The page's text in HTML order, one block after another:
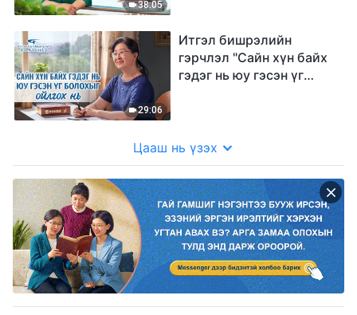
38:05
29:06
Итгэл бишрэлийн
гэрчлэл "Сайн хүн байх
гэдэг нь юу гэсэн үг
Цааш нь үзэх